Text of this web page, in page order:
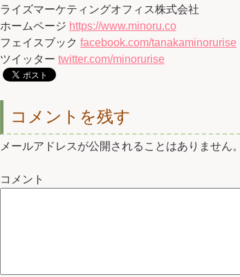
ライズマーケティングオフィス株式会社
ホームページ https://www.minoru.co
フェイスブック facebook.com/tanakaminorurise
ツイッター twitter.com/minorurise
コメントを残す
メールアドレスが公開されることはありません。
コメント